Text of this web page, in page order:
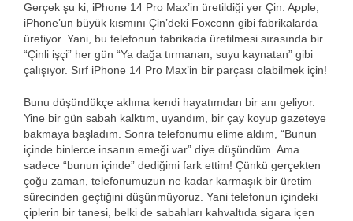
Gerçek şu ki, iPhone 14 Pro Max’in üretildiği yer Çin. Apple,
iPhone’un büyük kısmını Çin’deki Foxconn gibi fabrikalarda
üretiyor. Yani, bu telefonun fabrikada üretilmesi sırasında bir
“Çinli işçi” her gün “Ya dağa tırmanan, suyu kaynatan” gibi
çalışıyor. Sırf iPhone 14 Pro Max’in bir parçası olabilmek için!
Bunu düşündükçe aklıma kendi hayatımdan bir anı geliyor.
Yine bir gün sabah kalktım, uyandım, bir çay koyup gazeteye
bakmaya başladım. Sonra telefonumu elime aldım, “Bunun
içinde binlerce insanın emeği var” diye düşündüm. Ama
sadece “bunun içinde” dediğimi fark ettim! Çünkü gerçekten
çoğu zaman, telefonumuzun ne kadar karmaşık bir üretim
sürecinden geçtiğini düşünmüyoruz. Yani telefonun içindeki
çiplerin bir tanesi, belki de sabahları kahvaltıda sigara içen